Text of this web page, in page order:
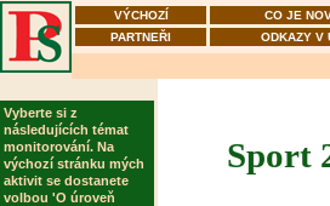
VÝCHOZÍ CO JE
PARTNEŘI
ODKAZY V
Vyberte si z
následujících témat
monitorování. Na
výchozí stránku mých
aktivit se dostanete
volbou 'O úroveň
Sport